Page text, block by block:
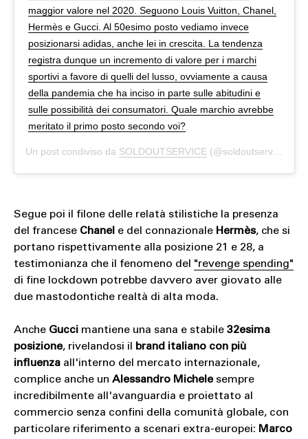
maggior valore nel 2020. Seguono Louis Vuitton, Chanel,
Hermès e Gucci. Al 50esimo posto vediamo invece
posizionarsi adidas, anche lei in crescita. La tendenza
registra dunque un incremento di valore per i marchi
sportivi a favore di quelli del lusso, ovviamente a causa
della pandemia che ha inciso in parte sulle abitudini e
sulle possibilità dei consumatori. Quale marchio avrebbe
meritato il primo posto secondo voi?
Un post condiviso da SOLDOUTSERVICE(@soldoutserviceitaly) in data:
Segue poi il filone delle relatà stilistiche la presenza
del francese Chanel e del connazionale Hermès, che si
portano rispettivamente alla posizione 21 e 28, a
testimonianza che il fenomeno del "revenge spending"
di fine lockdown potrebbe davvero aver giovato alle
due mastodontiche realtà di alta moda.
Anche Guccimantiene una sana e stabile 32esima
posizione, rivelandosi il
brand italiano con più
influenzaall'interno del mercato internazionale,
complice anche un Alessandro Michelesempre
incredibilmente all'avanguardia e proiettato al
commercio senza confini della comunità globale, con
particolare riferimento a scenari extra-europei: Marco